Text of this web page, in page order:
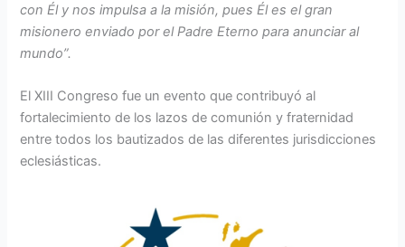
con Él y nos impulsa a la misión, pues Él es el gran
misionero enviado por el Padre Eterno para anunciar al
mundo”.
El XIII Congreso fue un evento que contribuyó al
fortalecimiento de los lazos de comunión y fraternidad
entre todos los bautizados de las diferentes jurisdicciones
eclesiásticas.